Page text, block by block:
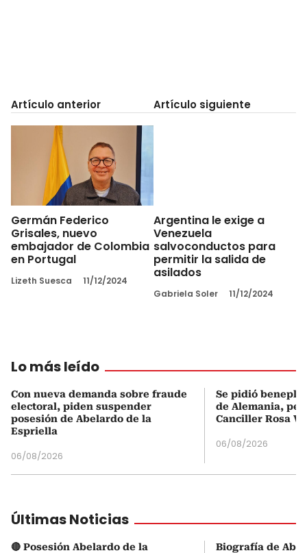
Artículo anterior
Germán Federico
Grisales, nuevo
embajador de Colombia
en Portugal
Lizeth Suesca 11/12/2024
Artículo siguiente
Argentina le exige a
Venezuela
salvoconductos para
permitir la salida de
asilados
Gabriela Soler 11/12/2024
Lo más leído
Con nueva demanda sobre fraude
electoral, piden suspender
posesión de Abelardo de la
Espriella
06/08/2026
Se pidió
de Alemania,
Canciller Rosa
06/08/2026
Últimas Noticias
🔴 Posesión Abelardo de la
Biografía de